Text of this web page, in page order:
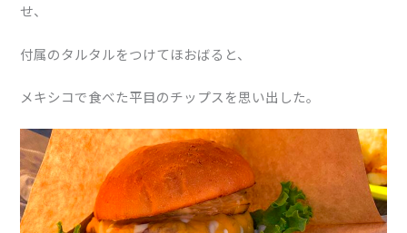
せ、
付属のタルタルをつけてほおばると、
メキシコで食べた平目のチップスを思い出した。